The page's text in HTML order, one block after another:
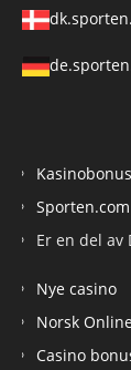
Sporten.com
Er en del av
Nye casino
Norsk
Casino